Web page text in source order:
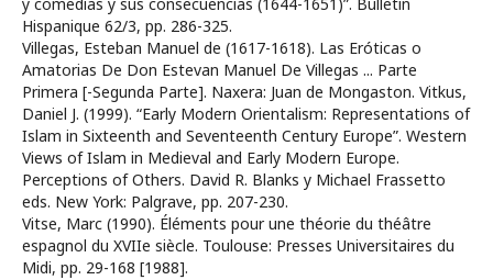
Hispanique 62/3, pp. 286-325.
Villegas, Esteban Manuel de (1617-1618). Las Eróticas o
Amatorias De Don Estevan Manuel De Villegas ... Parte
Primera [-Segunda Parte]. Naxera: Juan de Mongaston. Vitkus,
Daniel J. (1999). “Early Modern Orientalism: Representations of
Islam in Sixteenth and Seventeenth Century Europe”. Western
Views of Islam in Medieval and Early Modern Europe.
Perceptions of Others. David R. Blanks y Michael Frassetto
eds. New York: Palgrave, pp. 207-230.
Vitse, Marc (1990). Éléments pour une théorie du théâtre
espagnol du XVIIe siècle. Toulouse: Presses Universitaires du
Midi, pp. 29-168 [1988].